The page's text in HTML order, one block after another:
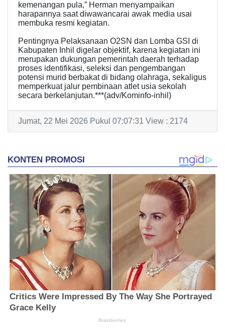
kemenangan pula,” Herman menyampaikan
harapannya saat diwawancarai awak media usai
membuka resmi kegiatan.
Pentingnya Pelaksanaan O2SN dan Lomba GSI di
Kabupaten Inhil digelar objektif, karena kegiatan ini
merupakan dukungan pemerintah daerah terhadap
proses identifikasi, seleksi dan pengembangan
potensi murid berbakat di bidang olahraga, sekaligus
memperkuat jalur pembinaan atlet usia sekolah
secara berkelanjutan.***(adv/Kominfo-inhil)
Jumat, 22 Mei 2026 Pukul 07:07:31 View : 2174